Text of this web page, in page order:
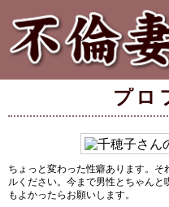
プロ
ちょっと変わった性癖あります。
ルください。今まで男性とちゃん
もよかったらお願いします。